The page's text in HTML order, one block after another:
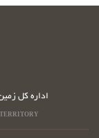
اداره کل